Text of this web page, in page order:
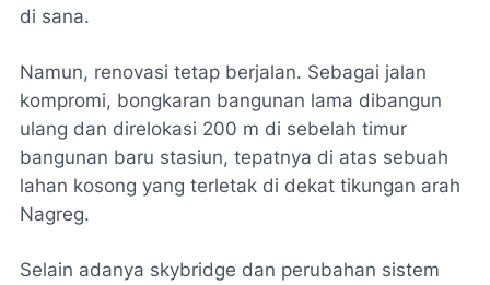
di sana.
Namun, renovasi tetap berjalan. Sebagai jalan
kompromi, bongkaran bangunan lama dibangun
ulang dan direlokasi 200 m di sebelah timur
bangunan baru stasiun, tepatnya di atas sebuah
lahan kosong yang terletak di dekat tikungan arah
Nagreg.
Selain adanya skybridge dan perubahan sistem